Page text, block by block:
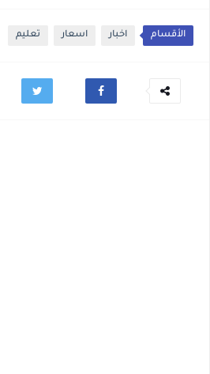
الأقسام اخبار اسعار تعليم